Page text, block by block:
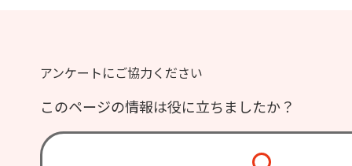
アンケートにご協力ください
このページの情報は役に立ちましたか？